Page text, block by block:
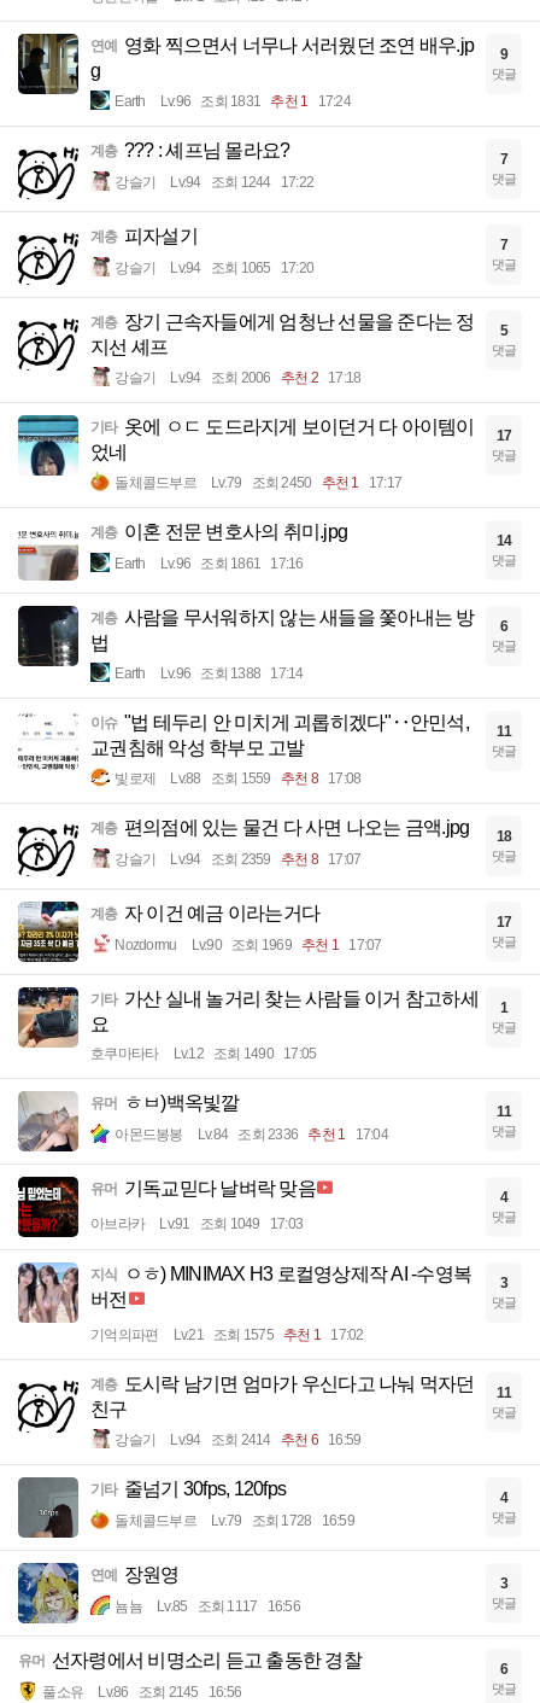
연예
영화 찍으면서 너무나 서러웠던 조연 배우.jp
g
Earth Lv.96 조회 1831 추천 1 17:24
9
댓글
계층 ??? : 셰프님 몰라요?
강슬기 Lv.94 조회 1244 17:22
7
댓글
계층 피자설기
강슬기 Lv.94 조회 1065 17:20
7
댓글
계층 장기 근속자들에게 엄청난 선물을 준다는 정
지선 셰프
강슬기 Lv.94 조회 2006 추천 2 17:18
5
댓글
기타 옷에 ㅇㄷ 도드라지게 보이던거 다 아이템이
었네
돌체콜드부르 Lv.79 조회 2450 추천 1 17:17
17
댓글
계층 이혼 전문 변호사의 취미.jpg
Earth Lv.96 조회 1861 17:16
14
댓글
계층 사람을 무서워하지 않는 새들을 쫓아내는 방
법
Earth Lv.96 조회 1388 17:14
6
댓글
이슈 "법 테두리 안 미치게 괴롭히겠다"‥안민석,
교권침해 악성 학부모 고발
빛로제 Lv.88 조회 1559 추천 8 17:08
11
댓글
계층 편의점에 있는 물건 다 사면 나오는 금액.jpg
강슬기 Lv.94 조회 2359 추천 8 17:07
18
댓글
계층 자 이건 예금 이라는거다
Nozdormu Lv.90 조회 1969 추천 1 17:07
17
댓글
기타 가산 실내 놀거리 찾는 사람들 이거 참고하세
요
호쿠마타타 Lv.12 조회 1490 17:05
1
댓글
유머 ㅎㅂ)백옥빛깔
아몬드봉봉 Lv.84 조회 2336 추천 1 17:04
11
댓글
유머 기독교믿다 날벼락 맞음
아브라카 Lv.91 조회 1049 17:03
4
댓글
지식
ㅇㅎ) MINIMAX H3 로컬영상제작 AI -수영복
버전
기억의파편 Lv.21 조회 1575 추천 1 17:02
3
댓글
계층 도시락 남기면 엄마가 우신다고 나눠 먹자던
친구
강슬기 Lv.94 조회 2414 추천 6 16:59
11
댓글
기타 줄넘기 30fps, 120fps
돌체콜드부르 Lv.79 조회 1728 16:59
4
댓글
연예 장원영
뇸뇸 Lv.85 조회 1117 16:56
3
댓글
유머 선자령에서 비명소리 듣고 출동한 경찰
풀소유 Lv.86 조회 2145 16:56
6
댓글